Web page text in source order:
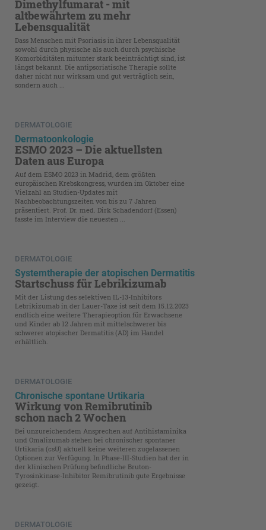
Dimethylfumarat - mit
altbewährtem zu mehr
Lebensqualität
Dass Menschen mit Psoriasis in ihrer Lebensqualität
sowohl durch physische als auch durch psychische
Komorbiditäten mitunter stark beeinträchtigt sind, ist
längst bekannt. Die antipsoriatische Therapie sollte
daher nicht nur wirksam und gut verträglich sein,
sondern auch ...
DERMATOLOGIE
Dermatoonkologie
ESMO 2023 – Die aktuellsten
Daten aus Europa
Auf dem ESMO 2023 in Madrid, dem größten
europäischen Krebskongress, wurden im Oktober eine
Vielzahl an Studien-Updates mit
Nachbeobachtungszeiten von bis zu 7 Jahren
präsentiert. Prof. Dr. med. Dirk Schadendorf (Essen)
fasste im Interview die neuesten ...
DERMATOLOGIE
Systemtherapie der atopischen Dermatitis
Startschuss für Lebrikizumab
Mit der Listung des selektiven IL-13-Inhibitors
Lebrikizumab in der Lauer-Taxe ist seit dem 15.12.2023
endlich eine weitere Therapieoption für Erwachsene
und Kinder ab 12 Jahren mit mittelschwerer bis
schwerer atopischer Dermatitis (AD) im Handel
erhältlich.
DERMATOLOGIE
Chronische spontane Urtikaria
Wirkung von Remibrutinib
schon nach 2 Wochen
Bei unzureichendem Ansprechen auf Antihistaminika
und Omalizumab stehen bei chronischer spontaner
Urtikaria (csU) aktuell keine weiteren zugelassenen
Optionen zur Verfügung. In Phase-III-Studien hat der in
der klinischen Prüfung befindliche Bruton-
Tyrosinkinase-Inhibitor Remibrutinib gute Ergebnisse
gezeigt.
DERMATOLOGIE